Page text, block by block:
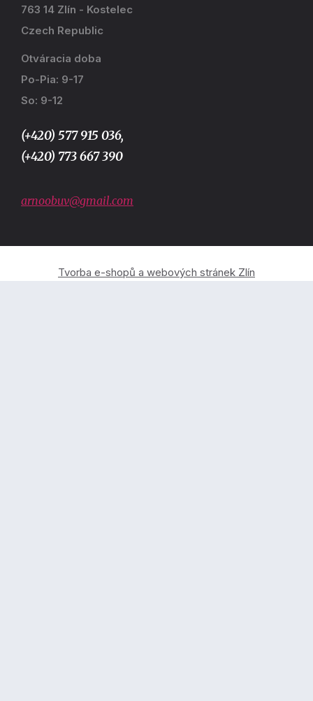
763 14 Zlín - Kostelec
Czech Republic
Otváracia doba
Po-Pia: 9-17
So: 9-12
(+420) 577 915 036,
(+420) 773 667 390
arnoobuv@gmail.com
Tvorba e-shopů a webových stránek Zlín